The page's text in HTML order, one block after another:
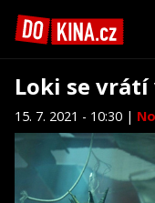
Loki se vrátí
15. 7. 2021 - 10:30 |